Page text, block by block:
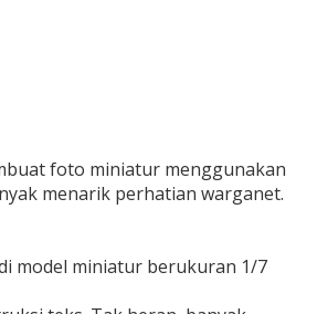
foto miniatur menggunakan
menarik perhatian warganet.
model miniatur berukuran 1/7